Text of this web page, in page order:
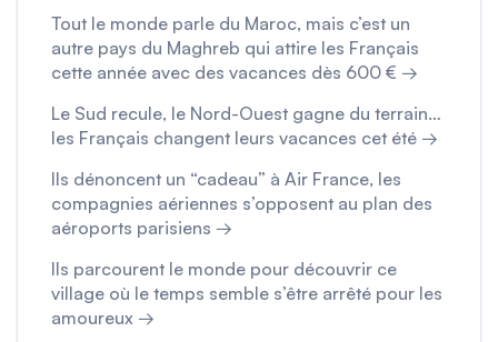
Tout le monde parle du Maroc, mais c’est un
autre pays du Maghreb qui attire les Français
cette année avec des vacances dès 600 € →
Le Sud recule, le Nord-Ouest gagne du terrain…
les Français changent leurs vacances cet été →
Ils dénoncent un “cadeau” à Air France, les
compagnies aériennes s’opposent au plan des
aéroports parisiens →
Ils parcourent le monde pour découvrir ce
village où le temps semble s’être arrêté pour les
amoureux →